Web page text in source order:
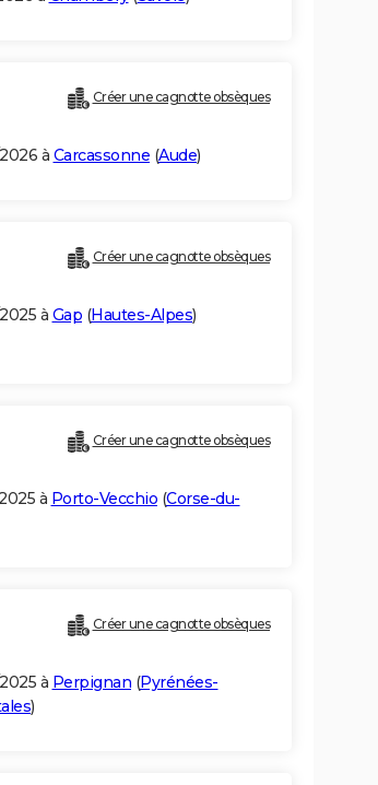
Créer une cagnotte obsèques
à Carcassonne (Aude)
Créer une cagnotte obsèques
à Gap (Hautes-Alpes)
Créer une cagnotte obsèques
à Porto-Vecchio (Corse-du-
Créer une cagnotte obsèques
à Perpignan (Pyrénées-
)